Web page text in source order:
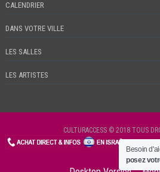
CALENDRIER
DANS VOTRE VILLE
LES SALLES
LES ARTISTES
CULTURACCESS © 2018 TOUS
CHECKIN
Besoin
posez